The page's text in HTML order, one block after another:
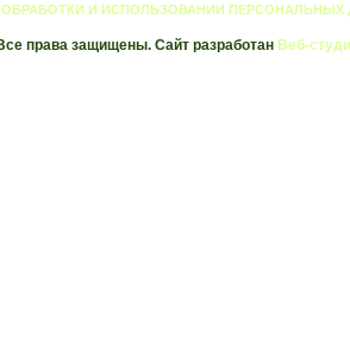
И ИСПОЛЬЗОВАНИИ ПЕРСОНАЛЬНЫХ
права защищены. Сайт разработан Веб-